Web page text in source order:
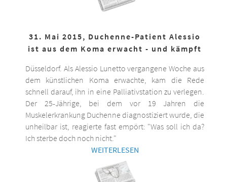
31. Mai 2015, Duchenne-Patient Alessio
ist aus dem Koma erwacht - und kämpft
Düsseldorf. Als Alessio Lunetto vergangene Woche aus
dem künstlichen Koma erwachte, kam die Rede
schnell darauf, ihn in eine Palliativstation zu verlegen.
Der 25-Jährige, bei dem vor 19 Jahren die
Muskelerkrankung Duchenne diagnostiziert wurde, die
unheilbar ist, reagierte fast empört: "Was soll ich da?
Ich sterbe doch noch nicht."
WEITERLESEN